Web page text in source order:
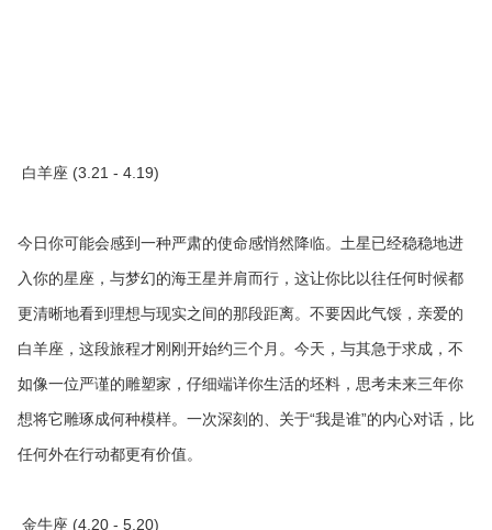
白羊座 (3.21 - 4.19)
今日你可能会感到一种严肃的使命感悄然降临。土星已经稳稳地进
入你的星座，与梦幻的海王星并肩而行，这让你比以往任何时候都
更清晰地看到理想与现实之间的那段距离。不要因此气馁，亲爱的
白羊座，这段旅程才刚刚开始约三个月。今天，与其急于求成，不
如像一位严谨的雕塑家，仔细端详你生活的坯料，思考未来三年你
想将它雕琢成何种模样。一次深刻的、关于“我是谁”的内心对话，比
任何外在行动都更有价值。
金牛座 (4.20 - 5.20)